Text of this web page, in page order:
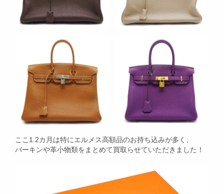
ここ1.2カ月は特にエルメス高額品のお持ち込みが多く、
バーキンや革小物類をまとめて買取らせていただきました！